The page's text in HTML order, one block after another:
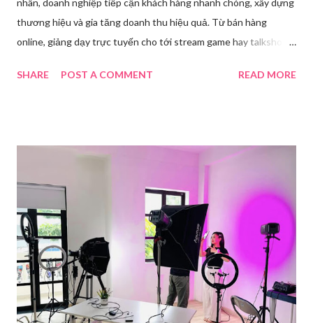
nhân, doanh nghiệp tiếp cận khách hàng nhanh chóng, xây dựng
thương hiệu và gia tăng doanh thu hiệu quả. Từ bán hàng
online, giảng dạy trực tuyến cho tới stream game hay talkshow,
Trong bài viết dưới đây, chúng tôi sẽ giới thiệu chi tiết 12 công
mạng xã hội hoặc website theo thời gian thực. Để thực hiện
chuyên biệt giúp xử lý hình ảnh, âm thanh, hiệu ứng và kết nối ổn
định. Những công cụ hỗ trợ livestream chuyên biệt Hiện nay,
phần mềm Livestream không chỉ phục vụ streamer hay game thủ
mà còn là trợ thủ đắc lực cho nhà bán hàng online, giáo viên,
doanh nghiệp, nhà sáng tạo nội dung. Việc lựa chọn đúng phần
mềm sẽ giúp bu...
SHARE POST A COMMENT READ MORE